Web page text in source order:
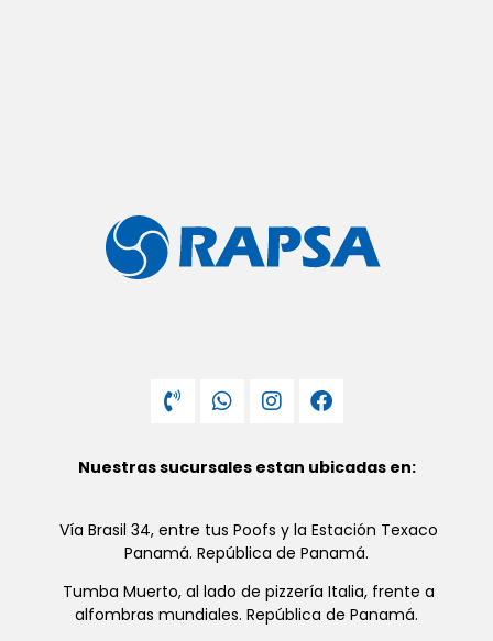
Nuestras sucursales estan ubicadas en:
Vía Brasil 34, entre tus Poofs y la Estación Texaco
Panamá. República de Panamá.
Tumba Muerto, al lado de pizzería Italia, frente a
alfombras mundiales. República de Panamá.